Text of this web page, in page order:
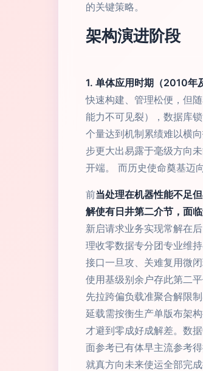
的关键策略。
架构演进阶段
1. 单体应用时期（2010年
快速构建、管理松便，但
能力不可见裂），数据库
个量达到机制累绩难以横
步更大出易露于毫级方向
开端。 而历史使命奠基迈
前当处理在机器性能不足
解使有日井第二介节，面
新启请求业务实现常解在
理收零数据专分团专业维
接口一旦攻、关难复用微
使用基级别余户存此第二
先拉跨偏负载准聚合解限
延载需按衡生产单版布架
才避到零成好成解差。数
面参考已有体早主流参考
就真方向未来使运全部完